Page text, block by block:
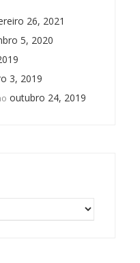
26, 2021
5, 2020
3, 2019
outubro 24, 2019